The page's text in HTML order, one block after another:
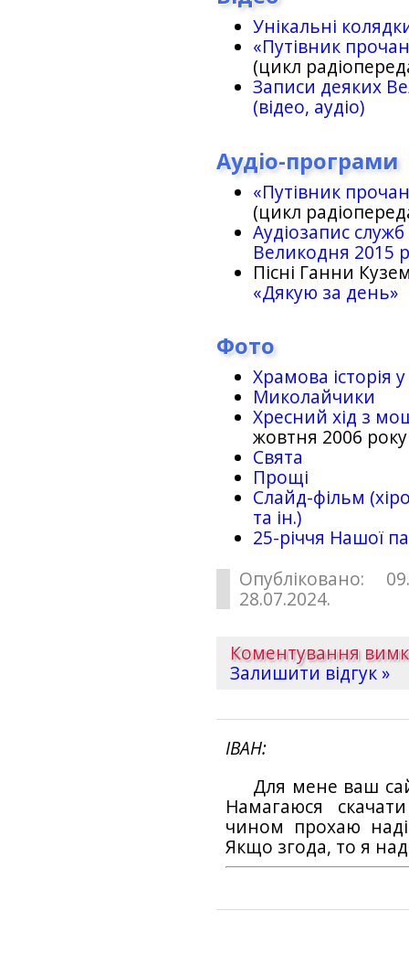
Унікальні
«Путівник
(цикл
Записи деяких
(відео, аудіо)
Аудіо-програми
«Путівник
(цикл
Аудіозапис
Великодня 2015
Пісні Ганни
«Дякую за день»
Фото
Храмова історія
Миколайчики
Хресний хід з
жовтня 2006 року
Свята
Прощі
Слайд-фільм
та ін.)
25-рiччя Нашої
Опубліковано:
28.07.2024.
Коментування
Залишити відгук »
ІВАН
Для мене ваш
Намагаюся
чином прохаю
Якщо згода, то я